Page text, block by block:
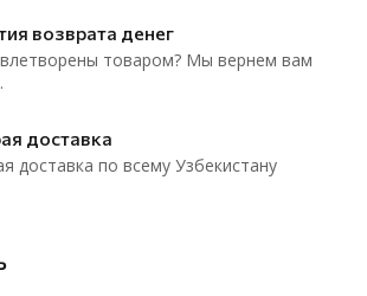
возврата денег
товаром? Мы вернем вам
доставка
доставка по всему Узбекистану